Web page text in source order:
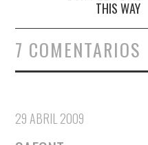
THIS WAY
7 COMENTARIOS
29 ABRIL 2009